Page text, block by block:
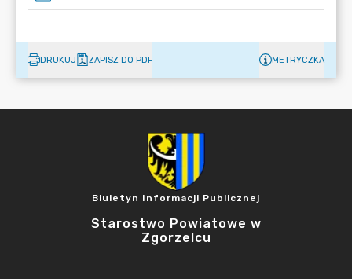
DRUKUJ ZAPISZ DO PDF METRYCZKA
Biuletyn Informacji Publicznej
Starostwo Powiatowe w
Zgorzelcu